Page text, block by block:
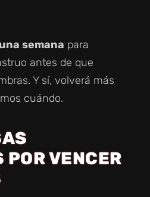
semana para
antes de que
Y sí, volverá más
cuándo.
VENCER